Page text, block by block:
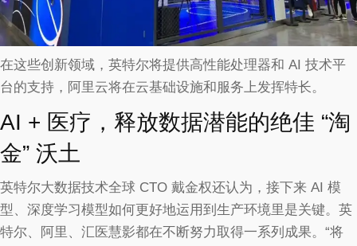
在这些创新领域，英特尔将提供高性能处理器和 AI 技术平
台的支持，阿里云将在云基础设施和服务上发挥特长。
AI + 医疗，释放数据潜能的绝佳 “淘
金” 沃土
英特尔大数据技术全球 CTO 戴金权还认为，接下来 AI 模
型、深度学习模型如何更好地运用到生产环境里是关键。英
特尔、阿里、汇医慧影都在不断努力取得一系列成果。“将